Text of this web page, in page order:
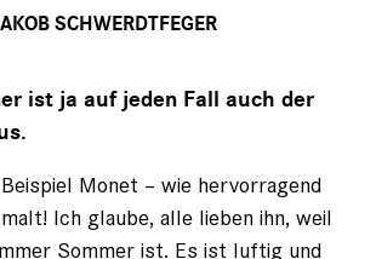
SCHWERDTFEGER
ist ja auf jeden Fall auch der
Monet – wie hervorragend
Ich glaube, alle lieben ihn, weil
Sommer ist. Es ist luftig und